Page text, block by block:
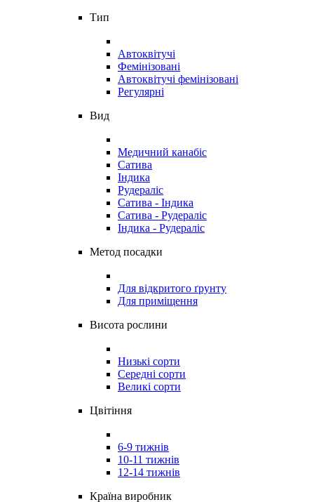
Тип
Автоквітучі
Фемінізовані
Автоквітучі фемінізовані
Регулярні
Вид
Медичний канабіс
Сатива
Індика
Рудераліс
Сатива - Індика
Сатива - Рудераліс
Індика - Рудераліс
Метод посадки
Для відкритого ґрунту
Для приміщення
Висота рослини
Низькі сорти
Середні сорти
Великі сорти
Цвітіння
6-9 тижнів
10-11 тижнів
12-14 тижнів
Країна виробник